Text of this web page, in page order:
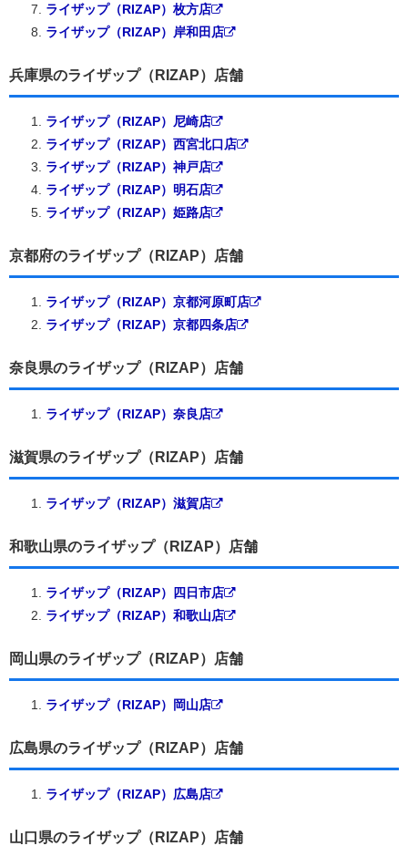
ライザップ（RIZAP）枚方店
ライザップ（RIZAP）岸和田店
兵庫県のライザップ（RIZAP）店舗
ライザップ（RIZAP）尼崎店
ライザップ（RIZAP）西宮北口店
ライザップ（RIZAP）神戸店
ライザップ（RIZAP）明石店
ライザップ（RIZAP）姫路店
京都府のライザップ（RIZAP）店舗
ライザップ（RIZAP）京都河原町店
ライザップ（RIZAP）京都四条店
奈良県のライザップ（RIZAP）店舗
ライザップ（RIZAP）奈良店
滋賀県のライザップ（RIZAP）店舗
ライザップ（RIZAP）滋賀店
和歌山県のライザップ（RIZAP）店舗
ライザップ（RIZAP）四日市店
ライザップ（RIZAP）和歌山店
岡山県のライザップ（RIZAP）店舗
ライザップ（RIZAP）岡山店
広島県のライザップ（RIZAP）店舗
ライザップ（RIZAP）広島店
山口県のライザップ（RIZAP）店舗